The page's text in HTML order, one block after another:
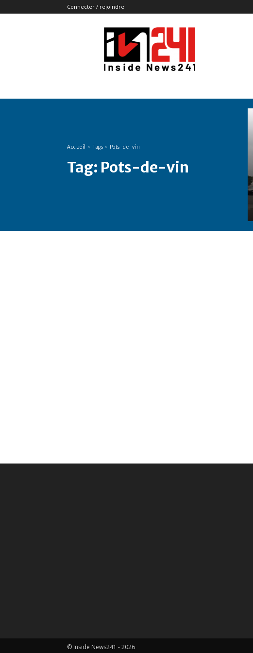
Connecter / rejoindre
Insidenews241
Accueil Tags Pots-de-vin
Tag: Pots-de-vin
© Inside News241 - 2026